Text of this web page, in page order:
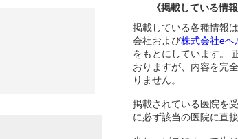
《掲載している情
掲載している各種情報
会社および株式会社eヘ
をもとにしています。
おりますが、内容を完
りません。
掲載されている医院を
に必ず該当の医院に直